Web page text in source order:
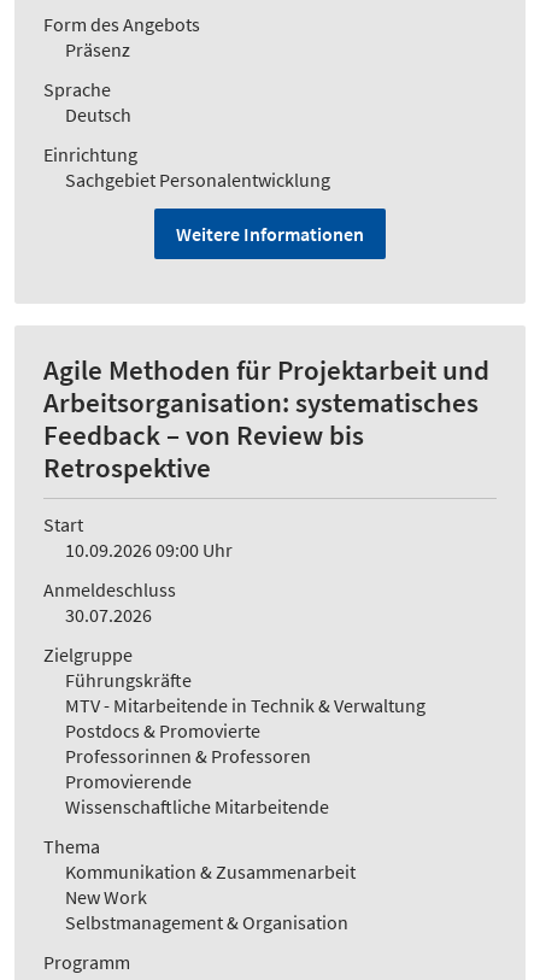
Form des Angebots
Präsenz
Sprache
Deutsch
Einrichtung
Sachgebiet Personalentwicklung
Weitere Informationen
Agile Methoden für Projektarbeit und
Arbeitsorganisation: systematisches
Feedback – von Review bis
Retrospektive
Start
10.09.2026 09:00 Uhr
Anmeldeschluss
30.07.2026
Zielgruppe
Führungskräfte
MTV - Mitarbeitende in Technik & Verwaltung
Postdocs & Promovierte
Professorinnen & Professoren
Promovierende
Wissenschaftliche Mitarbeitende
Thema
Kommunikation & Zusammenarbeit
New Work
Selbstmanagement & Organisation
Programm